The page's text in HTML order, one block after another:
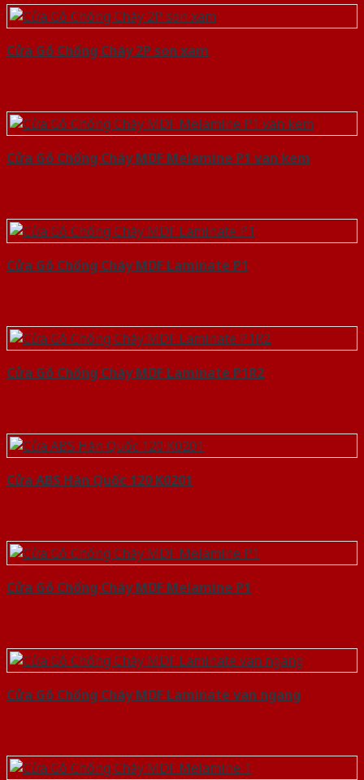
Cửa Gỗ Chống Cháy 2P son xam
Cửa Gỗ Chống Cháy MDF Melamine P1 van kem
Cửa Gỗ Chống Cháy MDF Laminate P1
Cửa Gỗ Chống Cháy MDF Laminate P1R2
Cửa ABS Hàn Quốc 120 K0201
Cửa Gỗ Chống Cháy MDF Melamine P1
Cửa Gỗ Chống Cháy MDF Laminate van ngang